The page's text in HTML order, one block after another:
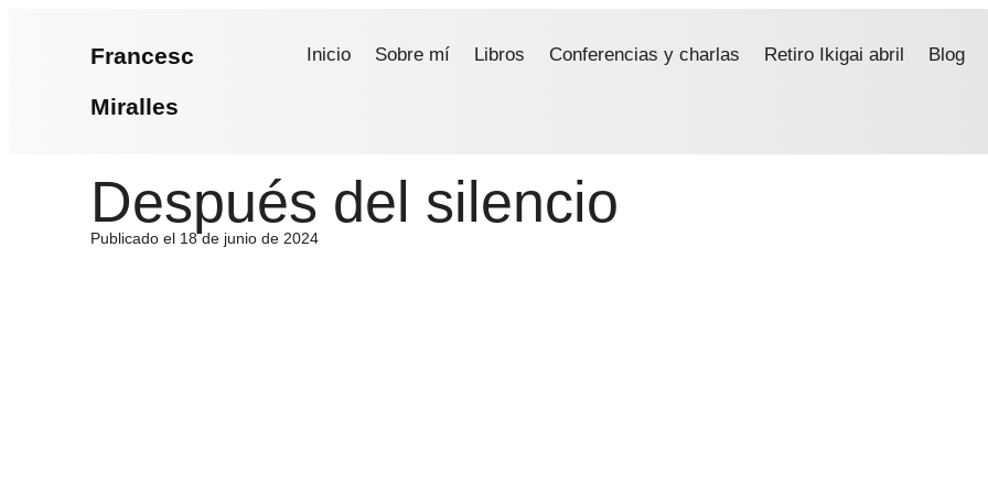
Francesc
Miralles
Inicio Sobre mí Libros Conferencias y charlas Retiro Ikigai abril Blog
Después del silencio
Publicado el 18 de junio de 2024